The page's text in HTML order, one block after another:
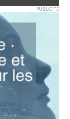
PUBLICITE